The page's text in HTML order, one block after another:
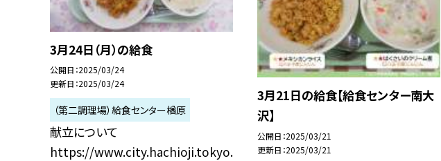
3月24日（月）の給食
公開日 2025/03/24
更新日 2025/03/24
（第二調理場）給食センター楢原
献立について
https://www.city.hachioji.tokyo.
3月21日の給食【給食センター南大
沢】
公開日 2025/03/21
更新日 2025/03/21